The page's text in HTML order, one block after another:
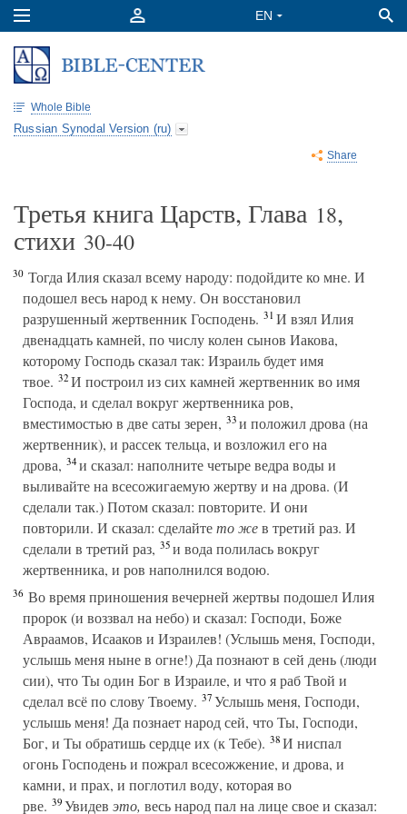
Whole Bible
Russian Synodal Version (ru)
Share
Третья книга Царств, Глава 18,
стихи 30-40
30 Тогда Илия сказал всему народу: подойдите ко мне. И
подошел весь народ к нему. Он восстановил
разрушенный жертвенник Господень. 31И взял Илия
двенадцать камней, по числу колен сынов Иакова,
которому Господь сказал так: Израиль будет имя
твое. 32И построил из сих камней жертвенник во имя
Господа, и сделал вокруг жертвенника ров,
вместимостью в две саты зерен, 33и положил дрова (на
жертвенник), и рассек тельца, и возложил его на
дрова, 34и сказал: наполните четыре ведра воды и
выливайте на всесожигаемую жертву и на дрова. (И
сделали так.) Потом сказал: повторите. И они
повторили. И сказал: сделайтето жев третий раз. И
сделали в третий раз, 35и вода полилась вокруг
жертвенника, и ров наполнился водою.
36 Во время приношения вечерней жертвы подошел Илия
пророк (и воззвал на небо) и сказал: Господи, Боже
Авраамов, Исааков и Израилев! (Услышь меня, Господи,
услышь меня ныне в огне!) Да познают в сей день (люди
сии), что Ты один Бог в Израиле, и что я раб Твой и
сделал всё по слову Твоему. 37Услышь меня, Господи,
услышь меня! Да познает народ сей, что Ты, Господи,
Бог, и Ты обратишь сердце их (к Тебе). 38И ниспал
огонь Господень и пожрал всесожжение, и дрова, и
камни, и прах, и поглотил воду, которая во
рве. 39Увидев это, весь народ пал на лице свое и сказал: